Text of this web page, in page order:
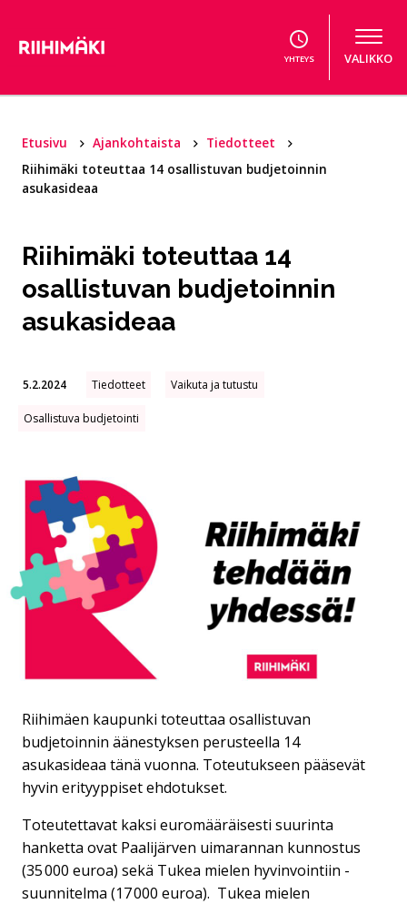
YHTEYS VALIKKO
Etusivu Ajankohtaista
Tiedotteet
Riihimäki toteuttaa 14 osallistuvan budjetoinnin
asukasideaa
Riihimäki toteuttaa 14
osallistuvan budjetoinnin
asukasideaa
5.2.2024 Tiedotteet Vaikuta ja tutustu
Osallistuva budjetointi
Riihimäen kaupunki toteuttaa osallistuvan
budjetoinnin äänestyksen perusteella 14
asukasideaa tänä vuonna. Toteutukseen pääsevät
hyvin erityyppiset ehdotukset.
Toteutettavat kaksi euromääräisesti suurinta
hanketta ovat Paalijärven uimarannan kunnostus
(35 000 euroa) sekä Tukea mielen hyvinvointiin -
suunnitelma (17 000 euroa). Tukea mielen